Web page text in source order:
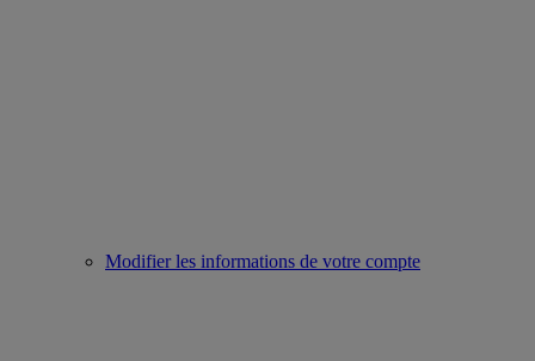
Modifier les informations de votre compte